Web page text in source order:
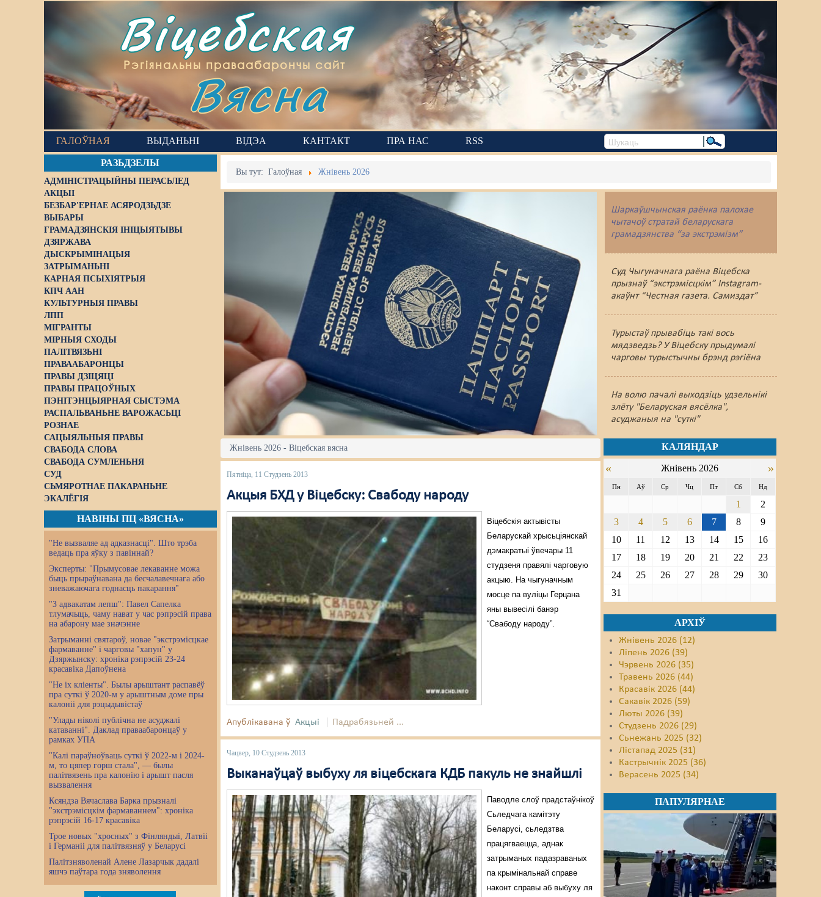
Віцебская
Рэгіянальны праваабарончы сайт
Вясна
ГАЛОЎНАЯ ВЫДАНЬНІ ВІДЭА КАНТАКТ ПРА НАС RSS
РАЗЬДЗЕЛЫ
АДМІНІСТРАЦЫЙНЫ ПЕРАСЬЛЕД
АКЦЫІ
БЕЗБАР'ЕРНАЕ АСЯРОДЗЬДЗЕ
ВЫБАРЫ
ГРАМАДЗЯНСКІЯ ІНІЦЫЯТЫВЫ
ДЗЯРЖАВА
ДЫСКРЫМІНАЦЫЯ
ЗАТРЫМАНЬНІ
КАРНАЯ ПСЫХІЯТРЫЯ
КПЧ ААН
КУЛЬТУРНЫЯ ПРАВЫ
ЛПП
МІГРАНТЫ
МІРНЫЯ СХОДЫ
ПАЛІТВЯЗЬНІ
ПРАВААБАРОНЦЫ
ПРАВЫ ДЗІЦЯЦІ
ПРАВЫ ПРАЦОЎНЫХ
ПЭНІТЭНЦЫЯРНАЯ СЫСТЭМА
РАСПАЛЬВАНЬНЕ ВАРОЖАСЬЦІ
РОЗНАЕ
САЦЫЯЛЬНЫЯ ПРАВЫ
СВАБОДА СЛОВА
СВАБОДА СУМЛЕНЬНЯ
СУД
СЬМЯРОТНАЕ ПАКАРАНЬНЕ
ЭКАЛЁГІЯ
НАВІНЫ ПЦ «ВЯСНА»
"Не вызваляе ад адказнасці". Што трэба
ведаць пра яўку з павіннай?
Эксперты: "Прымусовае лекаванне можа
быць прыраўнавана да бесчалавечнага або
зневажаючага годнасць пакарання"
"З адвакатам лепш": Павел Сапелка
тлумачыць, чаму нават у час рэпрэсій права
на абарону мае значэнне
Затрыманні святароў, новае "экстрэмісцкае
фармаванне" і чарговы "хапун" у
Дзяржынску: хроніка рэпрэсій 23-24
красавіка Дапоўнена
"Не іх кліенты". Былы арыштант распавёў
пра суткі ў 2020-м у арыштным доме пры
калоніі для рэцыдывістаў
"Улады ніколі публічна не асуджалі
катаванні". Даклад праваабаронцаў у
рамках УПА
"Калі параўноўваць суткі ў 2022-м і 2024-
м, то цяпер горш стала", — былы
палітвязень пра калонію і арышт пасля
вызвалення
Ксяндза Вячаслава Барка прызналі
"экстрэмісцкім фармаваннем": хроніка
рэпрэсій 16-17 красавіка
Трое новых "хросных" з Фінляндыі, Латвіі
і Германіі для палітвязняў у Беларусі
Палітзняволенай Алене Лазарчык дадалі
яшчэ паўтара года зняволення
Вы тут:Галоўная Жнівень 2026
Шаркаўшчынская раёнка палохае
чытачоў стратай беларускага
грамадзянства “за экстрэмізм”
Суд Чыгуначнага раёна Віцебска
прызнаў “экстрэмісцкім” Instagram-
акаўнт “Честная газета. Самиздат”
Турыстаў прывабіць такі вось
мядзведзь? У Віцебску прыдумалі
чарговы турыстычны брэнд рэгіёна
На волю пачалі выходзіць удзельнікі
злёту "Беларуская вясёлка",
асуджаныя на "суткі"
Жнівень 2026 - Віцебская вясна
Пятніца, 11 Студзень 2013
Акцыя БХД у Віцебску: Свабоду народу
Віцебскія актывісты
Беларускай хрысьціянскай
дэмакратыі ўвечары 11
студзеня правялі чарговую
акцыю. На чыгуначным
мосце па вуліцы Герцана
яны вывесілі банэр
“Свабоду народу”.
Апублікавана ў Акцыі Падрабязьней ...
Чацвер, 10 Студзень 2013
Выканаўцаў выбуху ля віцебскага КДБ пакуль не знайшлі
Паводле слоў прадстаўнікоў
Сьледчага камітэту
Беларусі, сьледзтва
працягваецца, аднак
затрыманых падазраваных
па крымінальнай справе
наконт справы аб выбуху ля
КАЛЯНДАР
« Жнівень 2026 »
Пн Аў Ср Чц Пт Сб Нд
1
2
3
4 5 6 7 8
9
10
11 12 13 14 15
16
17
18 19 20 21 22
23
24
25 26 27 28 29
30
31
АРХІЎ
Жнівень 2026 (12)
Ліпень 2026 (39)
Чэрвень 2026 (35)
Травень 2026 (44)
Красавік 2026 (44)
Сакавік 2026 (59)
Люты 2026 (39)
Студзень 2026 (29)
Сьнежань 2025 (32)
Лістапад 2025 (31)
Кастрычнік 2025 (36)
Верасень 2025 (34)
ПАПУЛЯРНАЕ